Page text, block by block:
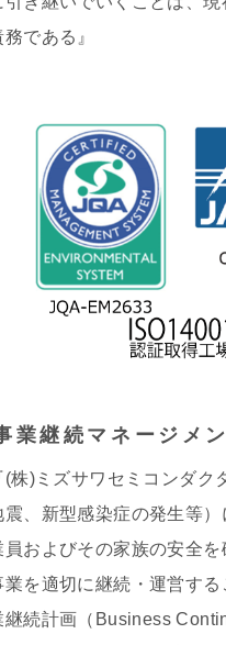
務である』
業継続マネージメ
(株)ミズサワセミコンダク
震、新型感染症の発生等
員およびその家族の安全
業を適切に継続・運営す
継続計画（Business